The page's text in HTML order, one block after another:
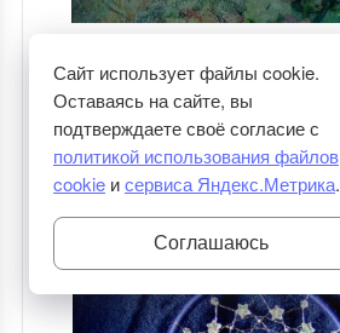
ДАВАЙТЕ ДРУЖИТЬ :)
НОВЫЕ ЗАПИСИ
Сайт использует файлы cookie.
Оставаясь на сайте, вы
подтверждаете своё согласие с
политикой использования файлов
cookie исервиса Яндекс.Метрика.
Соглашаюсь